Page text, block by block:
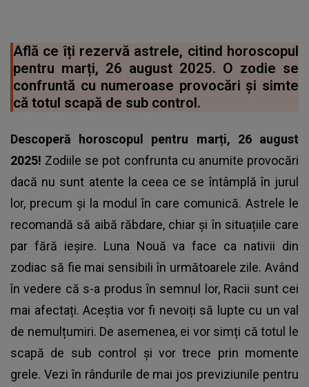
Află ce îți rezervă astrele, citind horoscopul
pentru marți, 26 august 2025. O zodie se
confruntă cu numeroase provocări și simte
că totul scapă de sub control.
Descoperă horoscopul pentru marți, 26 august
2025! Zodiile se pot confrunta cu anumite provocări
dacă nu sunt atente la ceea ce se întâmplă în jurul
lor, precum și la modul în care comunică. Astrele le
recomandă să aibă răbdare, chiar și în situațiile care
par fără ieșire. Luna Nouă va face ca nativii din
zodiac să fie mai sensibili în următoarele zile. Având
în vedere că s-a produs în semnul lor, Racii sunt cei
mai afectați. Aceștia vor fi nevoiți să lupte cu un val
de nemulțumiri. De asemenea, ei vor simți că totul le
scapă de sub control și vor trece prin momente
grele. Vezi în rândurile de mai jos previziunile pentru